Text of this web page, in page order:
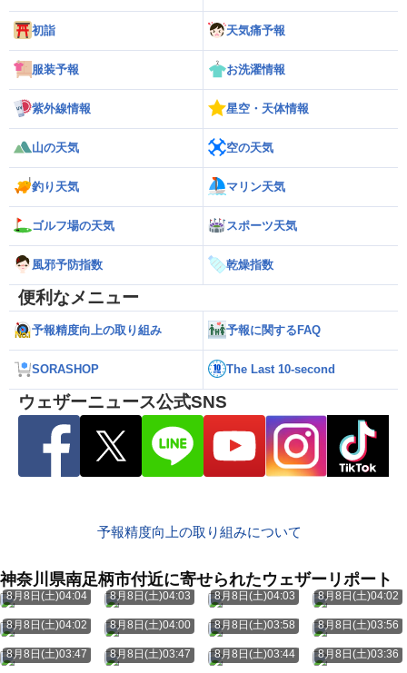
初詣 天気痛予報
服装予報 お洗濯情報
紫外線情報 星空・天体情報
山の天気 空の天気
釣り天気 マリン天気
ゴルフ場の天気 スポーツ天気
風邪予防指数 乾燥指数
便利なメニュー
予報精度向上の取り組み 予報に関するFAQ
SORASHOP The Last 10-second
ウェザーニュース公式SNS
予報精度向上の取り組みについて
神奈川県南足柄市付近に寄せられたウェザーリポート
8月8日(土)04:04 8月8日(土)04:03 8月8日(土)04:03 8月8日(土)04:02
8月8日(土)04:02 8月8日(土)04:00 8月8日(土)03:58 8月8日(土)03:56
8月8日(土)03:47 8月8日(土)03:47 8月8日(土)03:44 8月8日(土)03:36